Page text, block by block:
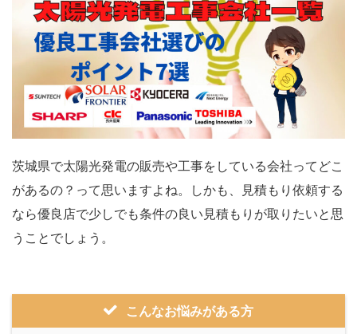
茨城県で太陽光発電の販売や工事をしている会社ってどこ
があるの？って思いますよね。しかも、見積もり依頼する
なら優良店で少しでも条件の良い見積もりが取りたいと思
うことでしょう。
こんなお悩みがある方